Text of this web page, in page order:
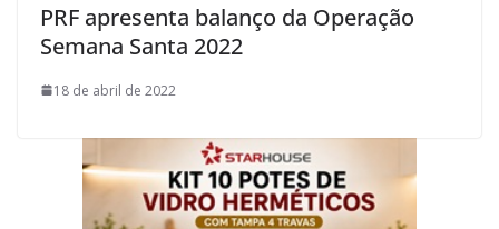
PRF apresenta balanço da Operação
Semana Santa 2022
18 de abril de 2022